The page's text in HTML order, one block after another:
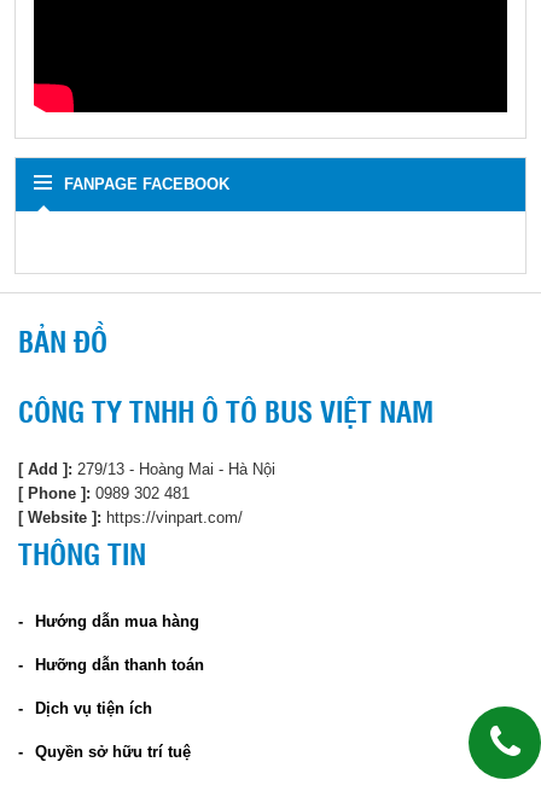
FANPAGE FACEBOOK
BẢN ĐỒ
CÔNG TY TNHH Ô TÔ BUS VIỆT NAM
[ Add ]: 279/13 - Hoàng Mai - Hà Nội
[ Phone ]: 0989 302 481
[ Website ]: https://vinpart.com/
THÔNG TIN
Hướng dẫn mua hàng
Hưỡng dẫn thanh toán
Dịch vụ tiện ích
Quyền sở hữu trí tuệ